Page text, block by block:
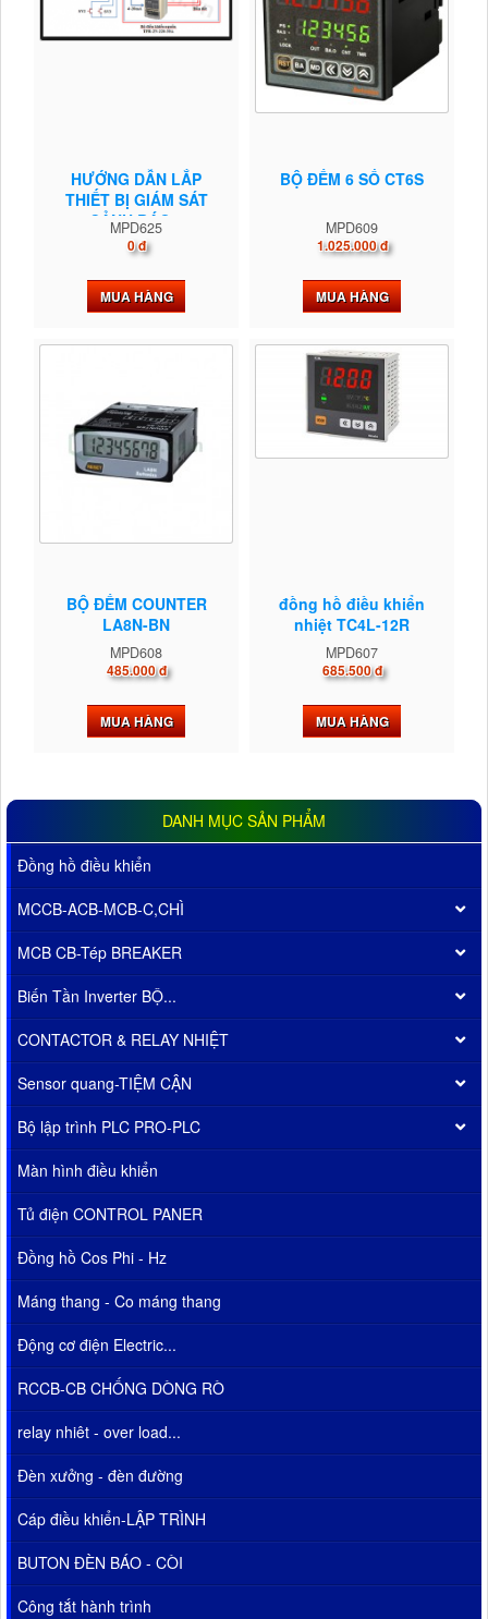
HƯỚNG DẪN LẮP
THIẾT BỊ GIÁM SÁT
CẢNH BÁO...
MPD625
0 đ
MUA HÀNG
BỘ ĐẾM 6 SỐ CT6S
MPD609
1.025.000 đ
MUA HÀNG
BỘ ĐẾM COUNTER
LA8N-BN
MPD608
485.000 đ
MUA HÀNG
đồng hồ điều khiển
nhiệt TC4L-12R
MPD607
685.500 đ
MUA HÀNG
DANH MỤC SẢN PHẨM
Đồng hồ điều khiển
MCCB-ACB-MCB-C,CHÌ
MCB CB-Tép BREAKER
Biến Tần Inverter BỘ...
CONTACTOR & RELAY NHIỆT
Sensor quang-TIỆM CẬN
Bộ lập trình PLC PRO-PLC
Màn hình điều khiển
Tủ điện CONTROL PANER
Đồng hồ Cos Phi - Hz
Máng thang - Co máng thang
Động cơ điện Electric...
RCCB-CB CHỐNG DÒNG RÒ
relay nhiêt - over load...
Đèn xưởng - đèn đường
Cáp điều khiển-LẬP TRÌNH
BUTON ĐÈN BÁO - CÒI
Công tắt hành trình